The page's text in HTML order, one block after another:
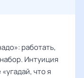
работать,
Интуиция
что я